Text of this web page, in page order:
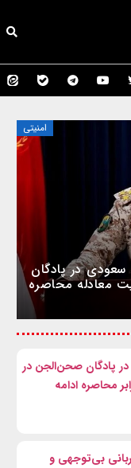
امنیتی
در پادگان
معادله محاصره
پادگان صحن‌الجن در
محاصره ادامه
بی‌توجهی و